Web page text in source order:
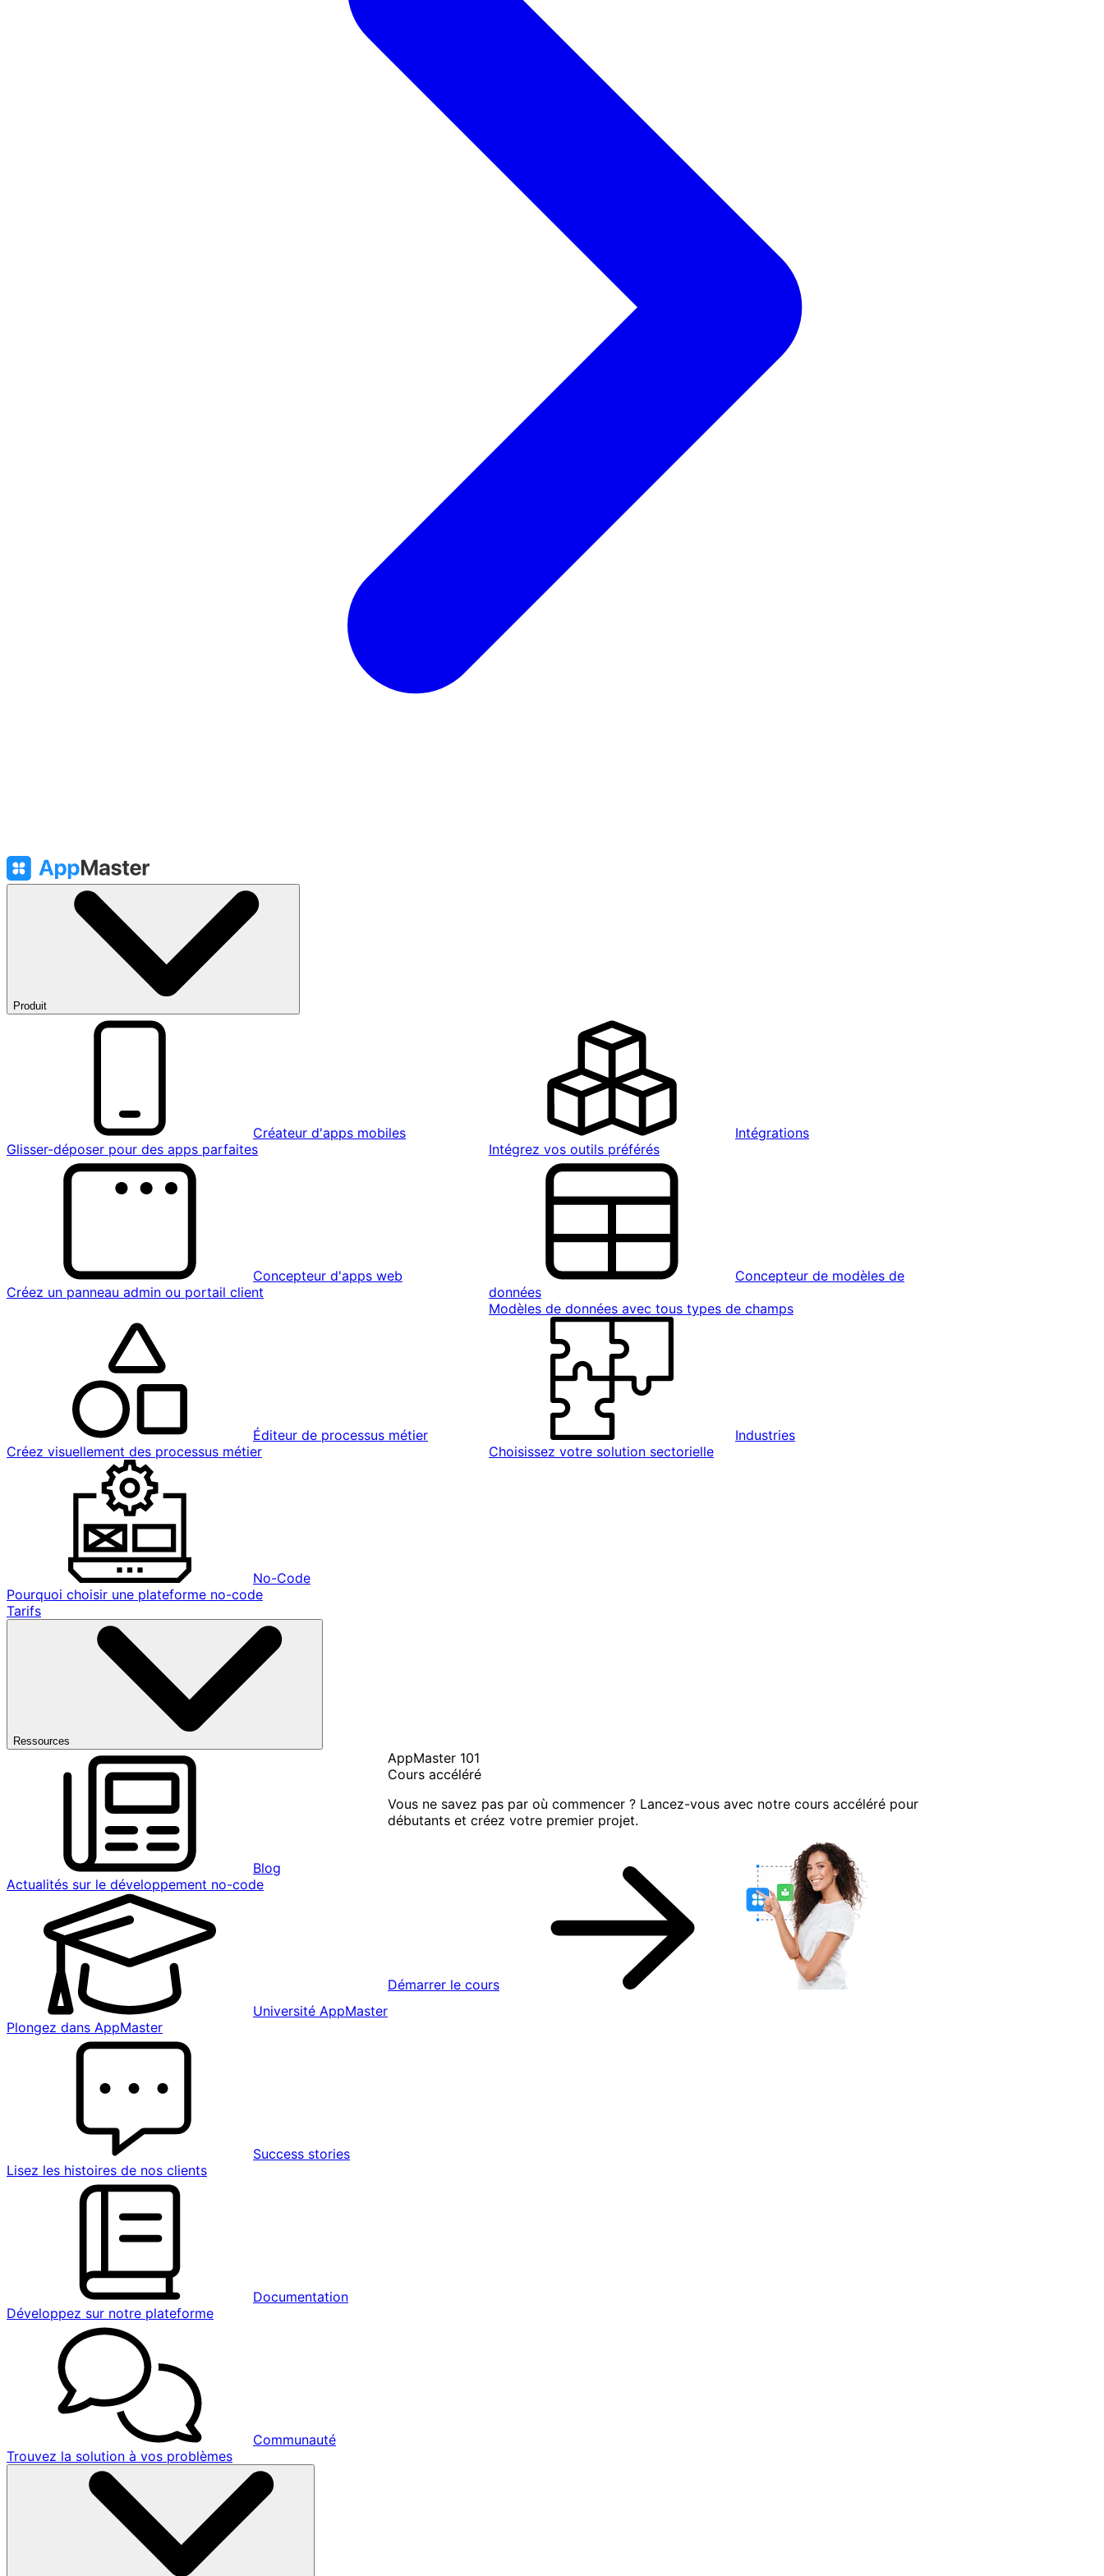
Produit
Créateur d'apps mobiles
Glisser-déposer pour des apps parfaites
Intégrations
Intégrez vos outils préférés
Concepteur d'apps web
Créez un panneau admin ou portail client
Concepteur de modèles de
données
Modèles de données avec tous types de champs
Éditeur de processus métier
Créez visuellement des processus métier
Industries
Choisissez votre solution sectorielle
No-Code
Pourquoi choisir une plateforme no-code
Tarifs
Ressources
Blog
Actualités sur le développement no-code
Université AppMaster
Plongez dans AppMaster
Success stories
Lisez les histoires de nos clients
Documentation
Développez sur notre plateforme
Communauté
Trouvez la solution à vos problèmes
AppMaster 101
Cours accéléré
Vous ne savez pas par où commencer ? Lancez-vous avec notre cours accéléré pour
débutants et créez votre premier projet.
Démarrer le cours